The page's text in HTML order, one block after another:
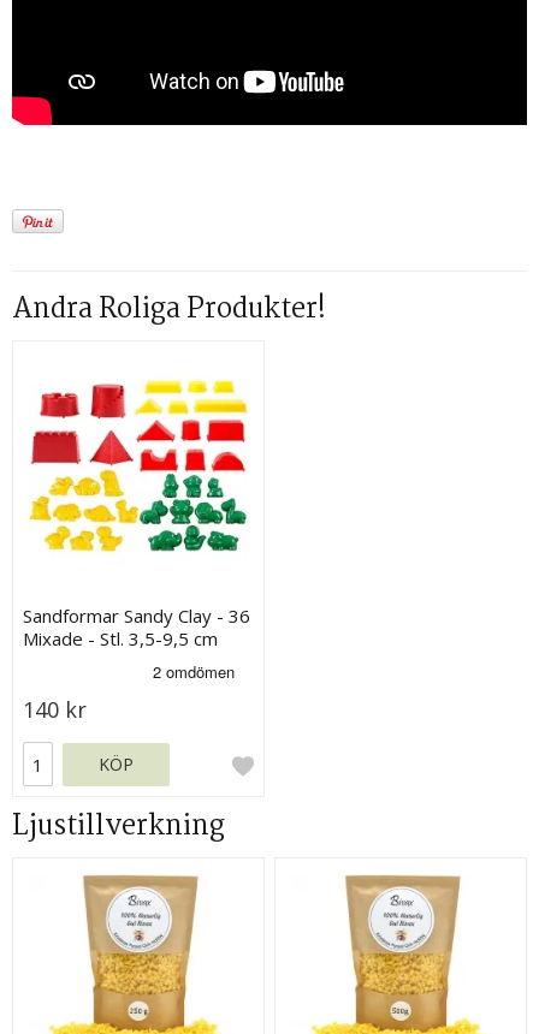
Andra Roliga Produkter!
Sandformar Sandy Clay - 36
Mixade - Stl. 3,5-9,5 cm
140 kr
KÖP
Ljustillverkning